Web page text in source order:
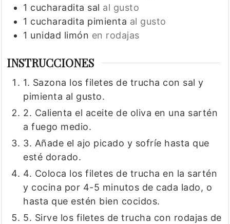
1 cucharadita sal al gusto
1 cucharadita pimienta al gusto
1 unidad limón en rodajas
INSTRUCCIONES
1. Sazona los filetes de trucha con sal y
pimienta al gusto.
2. Calienta el aceite de oliva en una sartén
a fuego medio.
3. Añade el ajo picado y sofríe hasta que
esté dorado.
4. Coloca los filetes de trucha en la sartén
y cocina por 4-5 minutos de cada lado, o
hasta que estén bien cocidos.
5. Sirve los filetes de trucha con rodajas de